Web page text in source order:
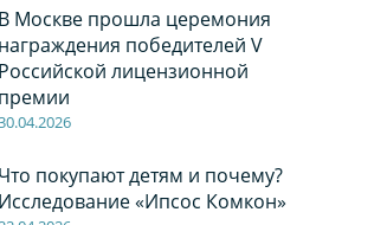
В Москве прошла церемония
награждения победителей V
Российской лицензионной
премии
.04.2026
Что покупают детям и почему?
Исследование «Ипсос Комкон»